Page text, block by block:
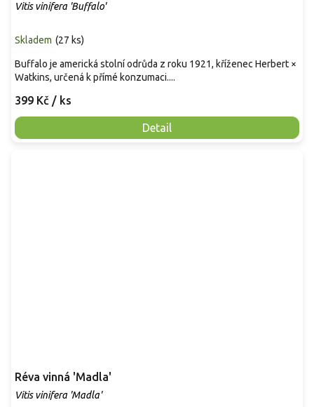
Vitis vinifera 'Buffalo'
Skladem (27 ks)
399 Kč / ks
Detail
Buffalo je americká stolní odrůda z roku 1921, kříženec Herbert ×
Watkins, určená k přímé konzumaci....
Réva vinná 'Madla'
Vitis vinifera 'Madla'